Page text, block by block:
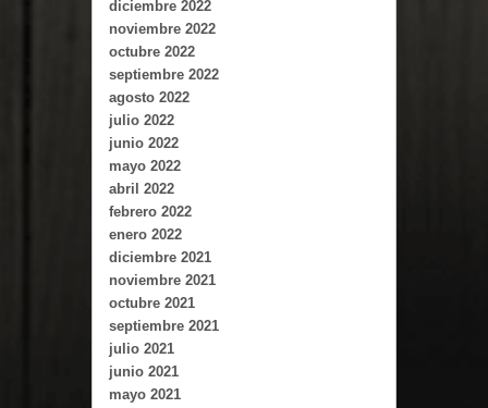
diciembre 2022
noviembre 2022
octubre 2022
septiembre 2022
agosto 2022
julio 2022
junio 2022
mayo 2022
abril 2022
febrero 2022
enero 2022
diciembre 2021
noviembre 2021
octubre 2021
septiembre 2021
julio 2021
junio 2021
mayo 2021